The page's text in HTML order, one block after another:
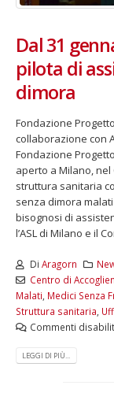
Dal 31
pilota di
dimora
Fondazione
collaborazione con
Fondazione
aperto a Milano, nel
struttura sanitaria
senza dimora
bisognosi di
l’ASL di Milano e il
Di Aragorn
Centro di
Malati Medici Senza
Struttura sanitaria
Commenti
LEGGI DI PIÙ...